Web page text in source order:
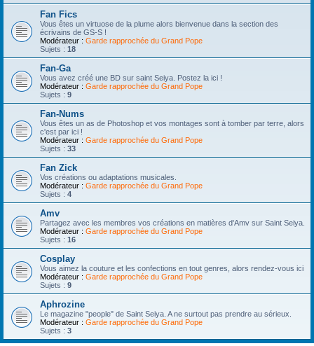
Fan Fics
Vous êtes un virtuose de la plume alors bienvenue dans la section des
écrivains de GS-S !
Modérateur : Garde rapprochée du Grand Pope
Sujets : 18
Fan-Ga
Vous avez créé une BD sur saint Seiya. Postez la ici !
Modérateur : Garde rapprochée du Grand Pope
Sujets : 9
Fan-Nums
Vous êtes un as de Photoshop et vos montages sont à tomber par terre, alors
c'est par ici !
Modérateur : Garde rapprochée du Grand Pope
Sujets : 33
Fan Zick
Vos créations ou adaptations musicales.
Modérateur : Garde rapprochée du Grand Pope
Sujets : 4
Amv
Partagez avec les membres vos créations en matières d'Amv sur Saint Seiya.
Modérateur : Garde rapprochée du Grand Pope
Sujets : 16
Cosplay
Vous aimez la couture et les confections en tout genres, alors rendez-vous ici
Modérateur : Garde rapprochée du Grand Pope
Sujets : 9
Aphrozine
Le magazine "people" de Saint Seiya. A ne surtout pas prendre au sérieux.
Modérateur : Garde rapprochée du Grand Pope
Sujets : 3